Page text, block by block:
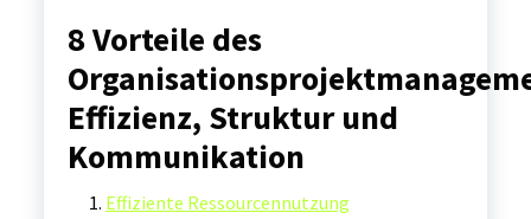
8 Vorteile des
Effizienz, Struktur und
Kommunikation
Effiziente Ressourcennutzung